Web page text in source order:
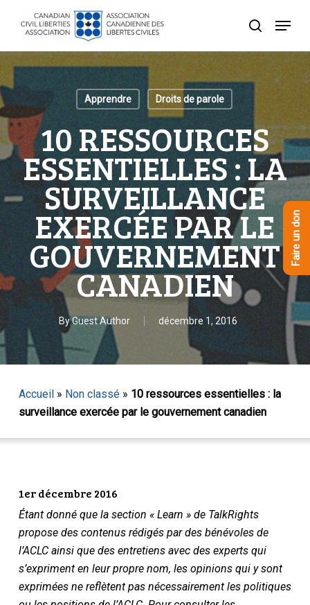
recherche
Menu
Apprendre Droits de parole
10 RESSOURCES
ESSENTIELLES : LA
SURVEILLANCE
EXERCÉE PAR LE
GOUVERNEMENT
CANADIEN
ByGuest Author décembre 1, 2016
Accueil» Non classé» 10 ressources essentielles : la
surveillance exercée par le gouvernement canadien
1er décembre 2016
Étant donné que la section « Learn » de TalkRights
propose des contenus rédigés par des bénévoles de
l’ACLC ainsi que des entretiens avec des experts qui
s’expriment en leur propre nom, les opinions qui y sont
exprimées ne reflètent pas nécessairement les politiques
Faire un don